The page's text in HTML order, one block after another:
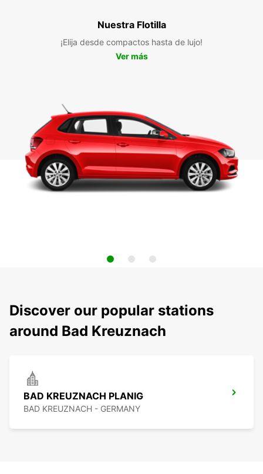
Nuestra Flotilla
¡Elija desde compactos hasta de lujo!
Ver más
Discover our popular stations
around Bad Kreuznach
BAD KREUZNACH PLANIG
BAD KREUZNACH - GERMANY